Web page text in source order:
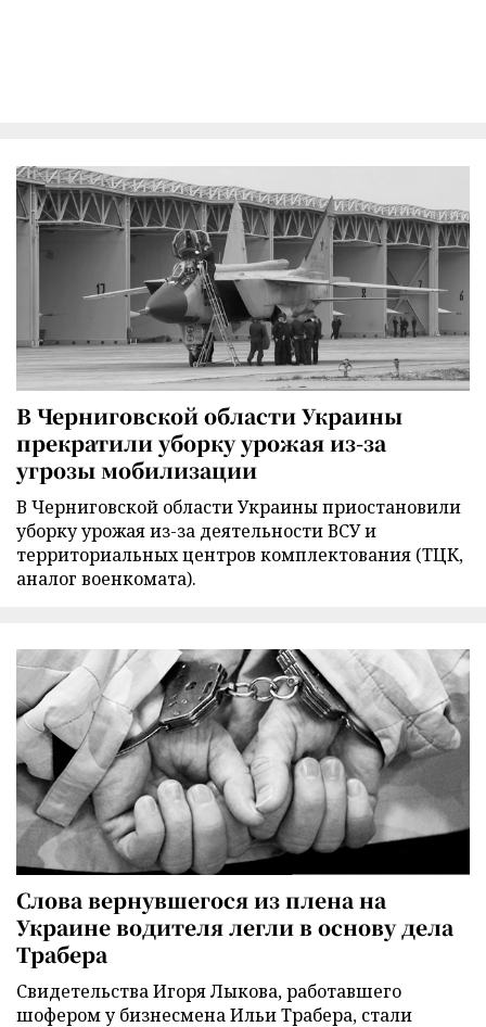
В Черниговской области Украины
прекратили уборку урожая из-за
угрозы мобилизации
В Черниговской области Украины приостановили
уборку урожая из-за деятельности ВСУ и
территориальных центров комплектования (ТЦК,
аналог военкомата).
Слова вернувшегося из плена на
Украине водителя легли в основу дела
Трабера
Свидетельства Игоря Лыкова, работавшего
шофером у бизнесмена Ильи Трабера, стали